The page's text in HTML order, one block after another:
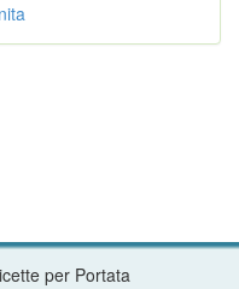
per Portata